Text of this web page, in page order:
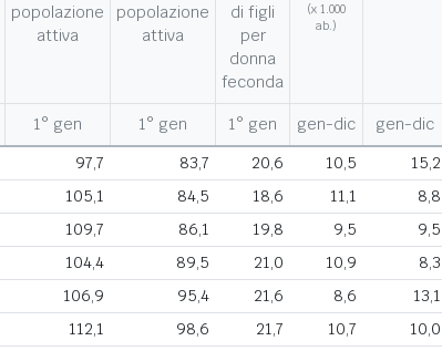
popolazione
attiva
popolazione
attiva
di figli
per
donna
feconda
(x 1.000
ab.)
1° gen 1° gen 1° gen gen-dic
gen-dic
97,7 83,7 20,6 10,5
15,2
105,1 84,5 18,6 11,1
8,8
109,7 86,1 19,8 9,5
9,5
104,4 89,5 21,0 10,9
8,3
106,9 95,4 21,6 8,6
13,1
112,1 98,6 21,7 10,7
10,0